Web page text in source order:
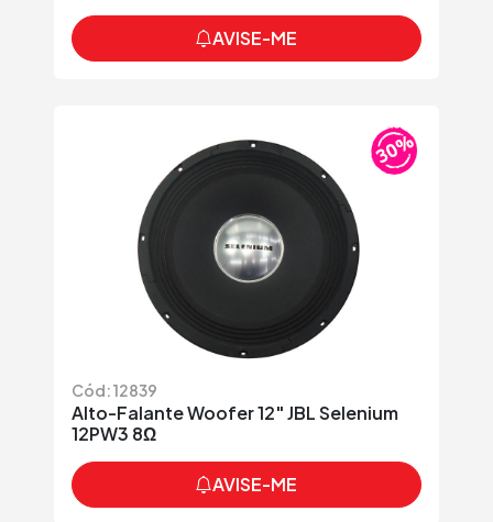
AVISE-ME
Cód: 12839
Alto-Falante Woofer 12" JBL Selenium
12PW3 8Ω
AVISE-ME